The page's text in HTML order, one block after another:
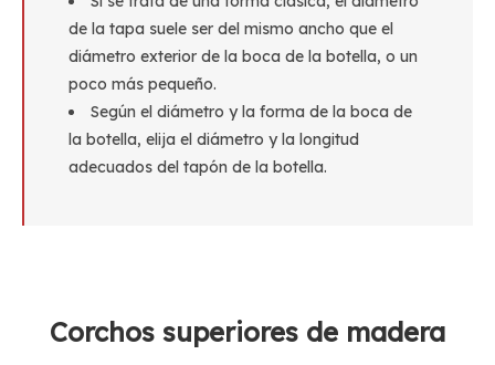
de la tapa suele ser del mismo ancho que el
diámetro exterior de la boca de la botella, o un
poco más pequeño.
Según el diámetro y la forma de la boca de
la botella, elija el diámetro y la longitud
adecuados del tapón de la botella.
Corchos superiores de madera